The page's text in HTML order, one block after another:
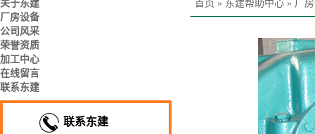
关于东建
厂房设备
公司风采
荣誉资质
加工中心
在线留言
联系东建
联系东建
首页 » 东建帮助中心 » 厂